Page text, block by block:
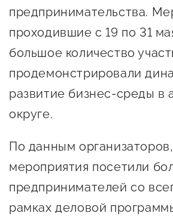
Образовательная
Поддержка креативного и
инновационно-
технологического
предпринимателей
Поддержка экспортеров
Финансовая поддержка
предпринимательства.
проходившие с 19 по 31
большое количество
продемонстрировали
развитие бизнес-среды в
округе.
По данным
мероприятия посетили
предпринимателей со
рамках деловой